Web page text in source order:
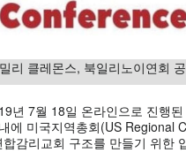
리 클레몬스, 북일리노이연회
년 7월 18일 온라인으로 진행
에 미국지역총회(US Regional
감리교회 구조를 만들기 위한